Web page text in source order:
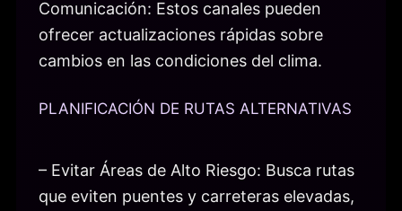
Comunicación: Estos canales pueden
ofrecer actualizaciones rápidas sobre
cambios en las condiciones del clima.
PLANIFICACIÓN DE RUTAS ALTERNATIVAS
– Evitar Áreas de Alto Riesgo: Busca rutas
que eviten puentes y carreteras elevadas,